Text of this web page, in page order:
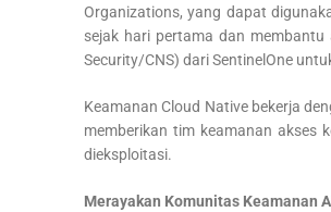
Organizations, yang dapat
sejak hari pertama dan
Security/CNS) dari SentinelOne
Keamanan Cloud Native bekerja
memberikan tim keamanan akses
dieksploitasi.
Merayakan Komunitas Keamanan